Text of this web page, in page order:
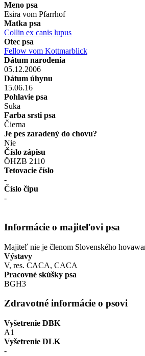
Meno psa
Esira vom Pfarrhof
Matka psa
Collin ex canis lupus
Otec psa
Fellow vom Kottmarblick
Dátum narodenia
05.12.2006
Dátum úhynu
15.06.16
Pohlavie psa
Suka
Farba srsti psa
Čierna
Je pes zaradený do chovu?
Nie
Číslo zápisu
ÖHZB 2110
Tetovacie číslo
-
Číslo čipu
-
Informácie o majiteľovi psa
Majiteľ nie je členom Slovenského
Výstavy
V, res. CACA, CACA
Pracovné skúšky psa
BGH3
Zdravotné informácie o psovi
Vyšetrenie DBK
A1
Vyšetrenie DLK
-